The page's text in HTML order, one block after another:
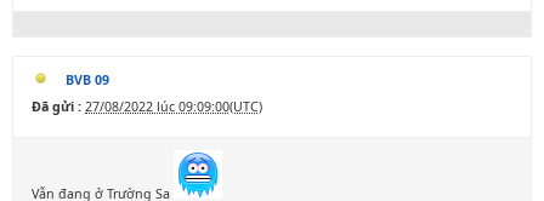
BVB 09
Đã gửi : 27/08/2022 lúc 09:09:00(UTC)
Vẫn đang ở Trường Sa